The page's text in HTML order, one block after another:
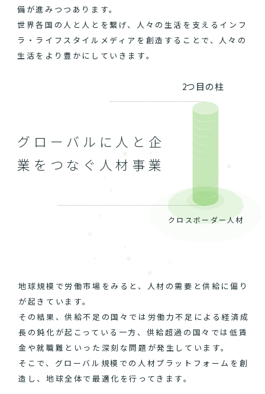
備が進みつつあります。
世界各国の人と人とを繋げ、人々の生活を支えるインフ
ラ・ライフスタイルメディアを創造することで、人々の
生活をより豊かにしていきます。
グローバルに人と企
業をつなぐ人材事業
地球規模で労働市場をみると、人材の需要と供給に偏り
が起きています。
その結果、供給不足の国々では労働力不足による経済成
長の鈍化が起こっている一方、供給超過の国々では低賃
金や就職難といった深刻な問題が発生しています。
そこで、グローバル規模での人材プラットフォームを創
造し、地球全体で最適化を行ってきます。
2つ目の柱
クロスボーダー人材